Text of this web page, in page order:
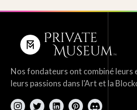
Nos fondateurs ont combiné leurs
leurs passions dans l'Art et la